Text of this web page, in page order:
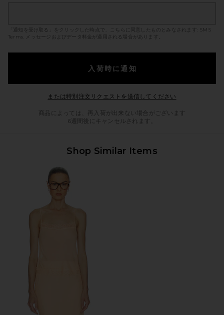
「通知を受け取る」をクリックした時点で、こちらに同意したものとみなされます:
SMS
Terms
. メッセージおよびデータ料金が適用される場合があります。
入荷時に通知
または特別注文リクエストを送信してください
商品によっては、再入荷が出来ない場合がございます
6週間後にキャンセルされます。
Shop Similar Items